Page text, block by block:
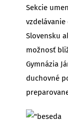
Sekcie
Slovensku
možnosť
Gymnázia
duchovné